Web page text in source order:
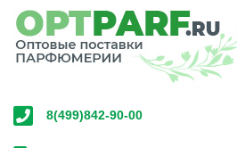
8(499)842-90-00